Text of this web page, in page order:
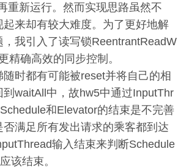
重新运行。然而实现思路虽然不
来却有较大难度。为了更好地解
，我引入了读写锁ReentrantReadW
精确高效的同步控制。
随时都有可能被reset并将自己的相
到waitAll中，故hw5中通过InputThr
和Elevator的结束是不完善
否满足所有发出请求的乘客都到达
输入结束来判断Schedule
该结束。